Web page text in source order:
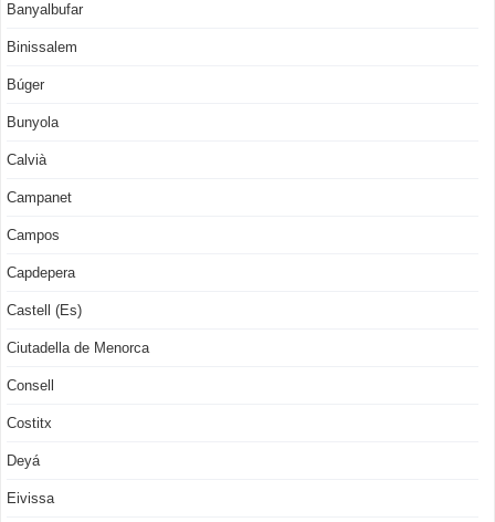
Banyalbufar
Binissalem
Búger
Bunyola
Calvià
Campanet
Campos
Capdepera
Castell (Es)
Ciutadella de Menorca
Consell
Costitx
Deyá
Eivissa